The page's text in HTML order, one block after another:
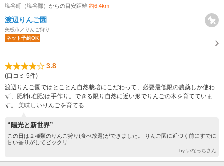
塩谷町（塩谷郡）からの目安距離 約6.4km
渡辺りんご園
矢板市／りんご狩り
ネット予約OK
3.8
(口コミ 5件)
渡辺りんご園ではとことん自然栽培にこだわって、必要最低限の農薬しか使わ
ず、肥料(堆肥)は手作り。できる限り自然に近い形でりんごの木を育てていま
す。 美味しいりんごを育てる...
“陽光と新世界”
この日は２種類のりんご狩り(食べ放題)ができました。 りんご園に近づく前にすでに
甘い香りがしてビックリ...
by いなっちさん